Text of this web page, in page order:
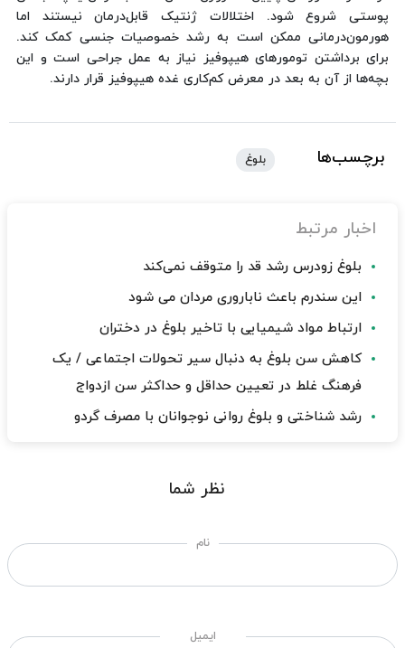
پوستی شروع شود. اختلالات ژنتیک قابل‌درمان نیستند اما
هورمون‌درمانی ممکن است به رشد خصوصیات جنسی کمک کند.
برای برداشتن تومورهای هیپوفیز نیاز به عمل جراحی است و این
بچه‌ها از آن به بعد در معرض کم‌کاری غده هیپوفیز قرار دارند.
برچسب‌ها بلوغ
اخبار مرتبط
بلوغ زودرس رشد قد را متوقف نمی‌کند
این سندرم باعث ناباروری مردان می شود
ارتباط مواد شیمیایی با تاخیر بلوغ در دختران
کاهش سن بلوغ به دنبال سیر تحولات اجتماعی / یک
فرهنگ غلط در تعیین حداقل و حداکثر سن ازدواج
رشد شناختی و بلوغ روانی نوجوانان با مصرف گردو
نظر شما
نام
ایمیل